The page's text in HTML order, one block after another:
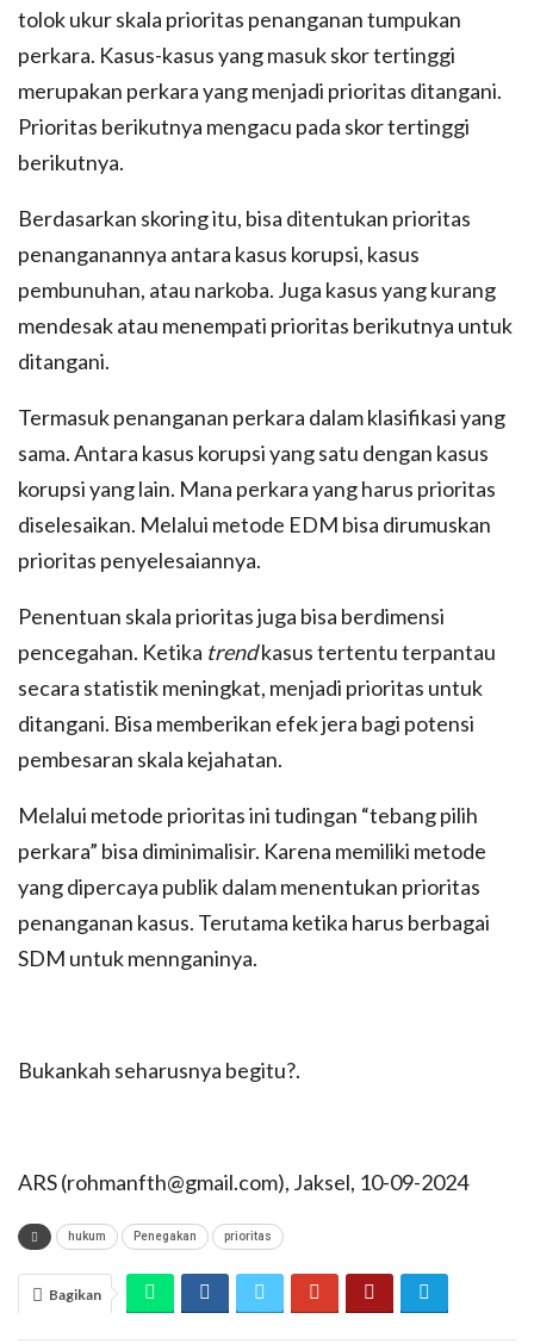
tolok ukur skala prioritas penanganan tumpukan
perkara. Kasus-kasus yang masuk skor tertinggi
merupakan perkara yang menjadi prioritas ditangani.
Prioritas berikutnya mengacu pada skor tertinggi
berikutnya.
Berdasarkan skoring itu, bisa ditentukan prioritas
penanganannya antara kasus korupsi, kasus
pembunuhan, atau narkoba. Juga kasus yang kurang
mendesak atau menempati prioritas berikutnya untuk
ditangani.
Termasuk penanganan perkara dalam klasifikasi yang
sama. Antara kasus korupsi yang satu dengan kasus
korupsi yang lain. Mana perkara yang harus prioritas
diselesaikan. Melalui metode EDM bisa dirumuskan
prioritas penyelesaiannya.
Penentuan skala prioritas juga bisa berdimensi
pencegahan. Ketika trendkasus tertentu terpantau
secara statistik meningkat, menjadi prioritas untuk
ditangani. Bisa memberikan efek jera bagi potensi
pembesaran skala kejahatan.
Melalui metode prioritas ini tudingan “tebang pilih
perkara” bisa diminimalisir. Karena memiliki metode
yang dipercaya publik dalam menentukan prioritas
penanganan kasus. Terutama ketika harus berbagai
SDM untuk mennganinya.
Bukankah seharusnya begitu?.
ARS (rohmanfth@gmail.com), Jaksel, 10-09-2024
hukum Penegakan prioritas
Bagikan